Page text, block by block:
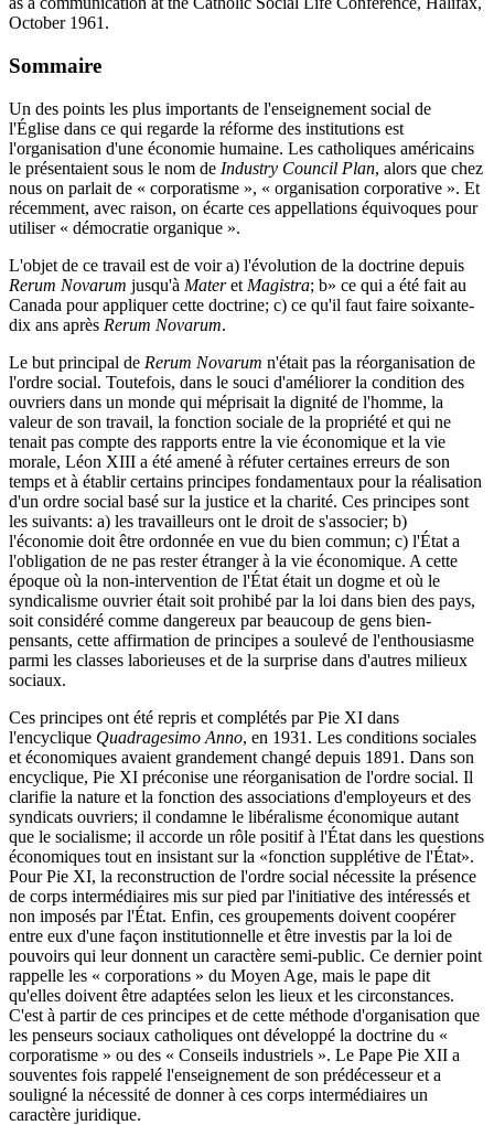
October 1961.
Sommaire
Un des points les plus importants de l'enseignement social de
l'Église dans ce qui regarde la réforme des institutions est
l'organisation d'une économie humaine. Les catholiques américains
le présentaient sous le nom de Industry Council Plan, alors que chez
nous on parlait de « corporatisme », « organisation corporative ». Et
récemment, avec raison, on écarte ces appellations équivoques pour
utiliser « démocratie organique ».
L'objet de ce travail est de voir a) l'évolution de la doctrine depuis
Rerum Novarum jusqu'à Materet Magistra; b» ce qui a été fait au
Canada pour appliquer cette doctrine; c) ce qu'il faut faire soixante-
dix ans après Rerum Novarum.
Le but principal de Rerum Novarum n'était pas la réorganisation de
l'ordre social. Toutefois, dans le souci d'améliorer la condition des
ouvriers dans un monde qui méprisait la dignité de l'homme, la
valeur de son travail, la fonction sociale de la propriété et qui ne
tenait pas compte des rapports entre la vie économique et la vie
morale, Léon XIII a été amené à réfuter certaines erreurs de son
temps et à établir certains principes fondamentaux pour la réalisation
d'un ordre social basé sur la justice et la charité. Ces principes sont
les suivants: a) les travailleurs ont le droit de s'associer; b)
l'économie doit être ordonnée en vue du bien commun; c) l'État a
l'obligation de ne pas rester étranger à la vie économique. A cette
époque où la non-intervention de l'État était un dogme et où le
syndicalisme ouvrier était soit prohibé par la loi dans bien des pays,
soit considéré comme dangereux par beaucoup de gens bien-
pensants, cette affirmation de principes a soulevé de l'enthousiasme
parmi les classes laborieuses et de la surprise dans d'autres milieux
sociaux.
Ces principes ont été repris et complétés par Pie XI dans
l'encyclique Quadragesimo Anno, en 1931. Les conditions sociales
et économiques avaient grandement changé depuis 1891. Dans son
encyclique, Pie XI préconise une réorganisation de l'ordre social. Il
clarifie la nature et la fonction des associations d'employeurs et des
syndicats ouvriers; il condamne le libéralisme économique autant
que le socialisme; il accorde un rôle positif à l'État dans les questions
économiques tout en insistant sur la «fonction supplétive de l'État».
Pour Pie XI, la reconstruction de l'ordre social nécessite la présence
de corps intermédiaires mis sur pied par l'initiative des intéressés et
non imposés par l'État. Enfin, ces groupements doivent coopérer
entre eux d'une façon institutionnelle et être investis par la loi de
pouvoirs qui leur donnent un caractère semi-public. Ce dernier point
rappelle les « corporations » du Moyen Age, mais le pape dit
qu'elles doivent être adaptées selon les lieux et les circonstances.
C'est à partir de ces principes et de cette méthode d'organisation que
les penseurs sociaux catholiques ont développé la doctrine du «
corporatisme » ou des « Conseils industriels ». Le Pape Pie XII a
souventes fois rappelé l'enseignement de son prédécesseur et a
souligné la nécessité de donner à ces corps intermédiaires un
caractère juridique.